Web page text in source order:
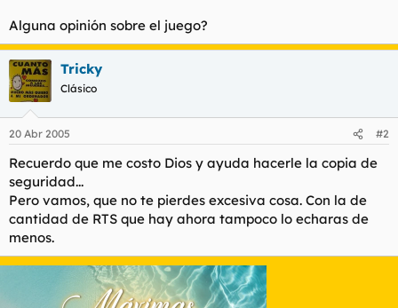
m
Alguna opinión sobre el juego?
Tricky
Clásico
20 Abr 2005 #2
Recuerdo que me costo Dios y ayuda hacerle la copia de
seguridad...
Pero vamos, que no te pierdes excesiva cosa. Con la de
cantidad de RTS que hay ahora tampoco lo echaras de
menos.